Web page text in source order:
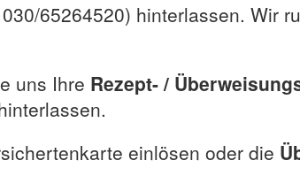
65264520) hinterlassen. Wir
uns Ihre Rezept- /
einlösen oder die